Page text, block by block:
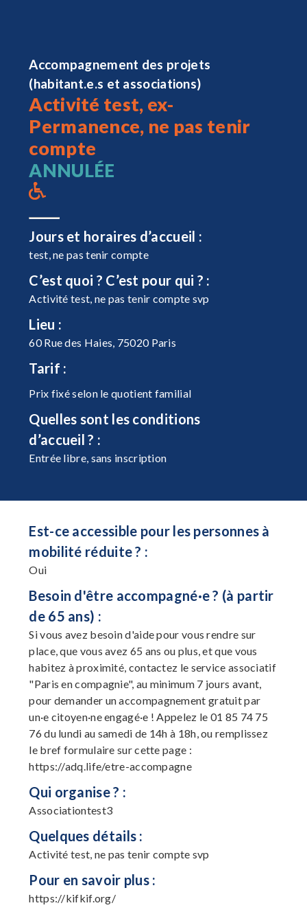
Accompagnement des projets
(habitant.e.s et associations)
Activité test, ex-
Permanence, ne pas tenir
compte
ANNULÉE
Jours et horaires d’accueil :
test, ne pas tenir compte
C’est quoi ? C’est pour qui ? :
Activité test, ne pas tenir compte svp
Lieu :
60 Rue des Haies, 75020 Paris
Tarif :
Prix fixé selon le quotient familial
Quelles sont les conditions
d’accueil ? :
Entrée libre, sans inscription
Est-ce accessible pour les personnes à
mobilité réduite ? :
Oui
Besoin d'être accompagné·e ? (à partir
de 65 ans) :
Si vous avez besoin d'aide pour vous rendre sur
place, que vous avez 65 ans ou plus, et que vous
habitez à proximité, contactez le service associatif
"Paris en compagnie", au minimum 7 jours avant,
pour demander un accompagnement gratuit par
un·e citoyen·ne engagé·e ! Appelez le 01 85 74 75
76 du lundi au samedi de 14h à 18h, ou remplissez
le bref formulaire sur cette page :
https://adq.life/etre-accompagne
Qui organise ? :
Associationtest3
Quelques détails :
Activité test, ne pas tenir compte svp
Pour en savoir plus :
https://kifkif.org/